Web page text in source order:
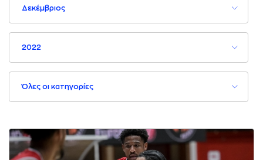
Δεκέμβριος
2022
Όλες οι κατηγορίες